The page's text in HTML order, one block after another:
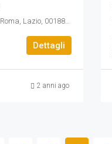
Via Levate, Valle Muricana, Prima Porta, Roma, Lazio, 00188, Italia
Dettagli
2 anni ago